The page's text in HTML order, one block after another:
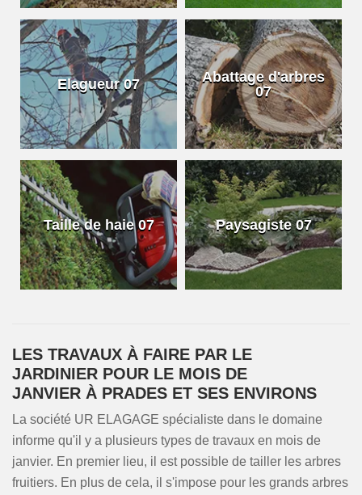
Elagueur 07
Abattage d'arbres
07
Taille de haie 07 Paysagiste 07
LES TRAVAUX À FAIRE PAR LE
JARDINIER POUR LE MOIS DE
JANVIER À PRADES ET SES ENVIRONS
La société UR ELAGAGE spécialiste dans le domaine
informe qu'il y a plusieurs types de travaux en mois de
janvier. En premier lieu, il est possible de tailler les arbres
fruitiers. En plus de cela, il s'impose pour les grands arbres